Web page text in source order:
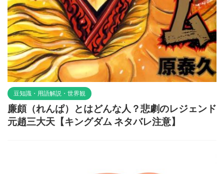
豆知識・用語解説・世界観
廉頗（れんぱ）とはどんな人？悲劇のレジェンド
元趙三大天【キングダム ネタバレ注意】